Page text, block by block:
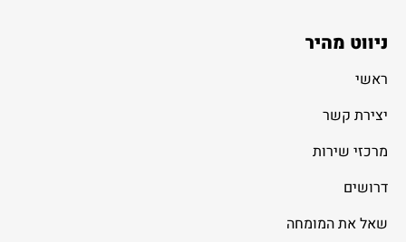
ניווט מהיר
ראשי
יצירת קשר
מרכזי שירות
דרושים
שאל את המומחה